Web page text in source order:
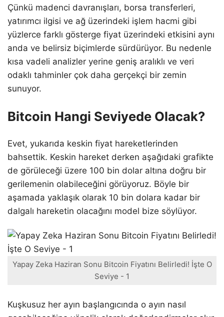
Çünkü madenci davranışları, borsa transferleri,
yatırımcı ilgisi ve ağ üzerindeki işlem hacmi gibi
yüzlerce farklı gösterge fiyat üzerindeki etkisini aynı
anda ve belirsiz biçimlerde sürdürüyor. Bu nedenle
kısa vadeli analizler yerine geniş aralıklı ve veri
odaklı tahminler çok daha gerçekçi bir zemin
sunuyor.
Bitcoin Hangi Seviyede Olacak?
Evet, yukarıda keskin fiyat hareketlerinden
bahsettik. Keskin hareket derken aşağıdaki grafikte
de görüleceği üzere 100 bin dolar altına doğru bir
gerilemenin olabileceğini görüyoruz. Böyle bir
aşamada yaklaşık olarak 10 bin dolara kadar bir
dalgalı hareketin olacağını model bize söylüyor.
Yapay Zeka Haziran Sonu Bitcoin Fiyatını Belirledi! İşte O
Seviye - 1
Kuşkusuz her ayın başlangıcında o ayın nasıl